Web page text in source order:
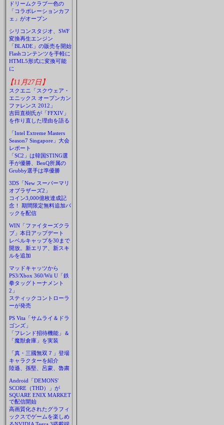
ドリームクラブ一色の
「コラボレーションカフ
ェ」がオープン
シリコンスタジオ、SWF
変換再生エンジン
「BLADE」の販売を開始
Flashコンテンツを手軽に
HTML5形式に変換可能
に
【11月27日】
スクエニ「スクウェア・
エニックス オープンカン
ファレンス 2012」
吉田直樹氏が「FFXIV」
を作り直した理由を語る
「Intel Extreme Masters
Season7 Singapore」大会
レポート
「SC2」は韓国STING選
手が優勝、BenQ所属の
Grubby選手は準優勝
3DS「New スーパーマリ
オブラザーズ2」
コイン3,000億枚達成記
念！ 期間限定無料追加パ
ックを配信
WIN「ファイターズクラ
ブ」本日アップデート
レベルキャップを30まで
開放。新エリア、新スキ
ルを追加
マッドキャッツから
PS3/Xbox 360/Wii U「鉄
拳タッグトーナメント
2」
スティックコントローラ
ーが発売
PS Vita「サムライ＆ドラ
ゴンズ」
「フレンド招待機能」＆
「魔獣倉庫」を実装
「真・三國無双７」登場
キャラクターを紹介
陸遜、孫堅、呂蒙、魯粛
Android「DEMONS'
SCORE（THD）」が
SQUARE ENIX MARKET
で配信開始
高画質化されたグラフィ
ックスでゲームを楽しめ